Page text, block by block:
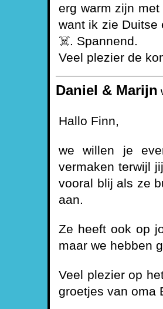
erg warm zijn
want ik zie Duitse
☠️. Spannend.
Veel plezier de
Daniel & Marijn
Hallo Finn,
we willen je
vermaken terwijl
vooral blij als ze
aan.
Ze heeft ook op
maar we hebben
Veel plezier op
groetjes van oma